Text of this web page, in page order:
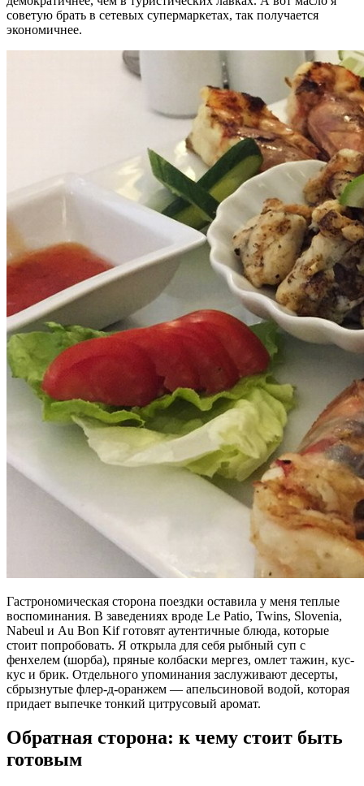
советую брать в сетевых супермаркетах, так получается
экономичнее.
Гастрономическая сторона поездки оставила у меня теплые
воспоминания. В заведениях вроде Le Patio, Twins, Slovenia,
Nabeul и Au Bon Kif готовят аутентичные блюда, которые
стоит попробовать. Я открыла для себя рыбный суп с
фенхелем (шорба), пряные колбаски мергез, омлет тажин, кус-
кус и брик. Отдельного упоминания заслуживают десерты,
сбрызнутые флер-д-оранжем — апельсиновой водой, которая
придает выпечке тонкий цитрусовый аромат.
Обратная сторона: к чему стоит быть
готовым